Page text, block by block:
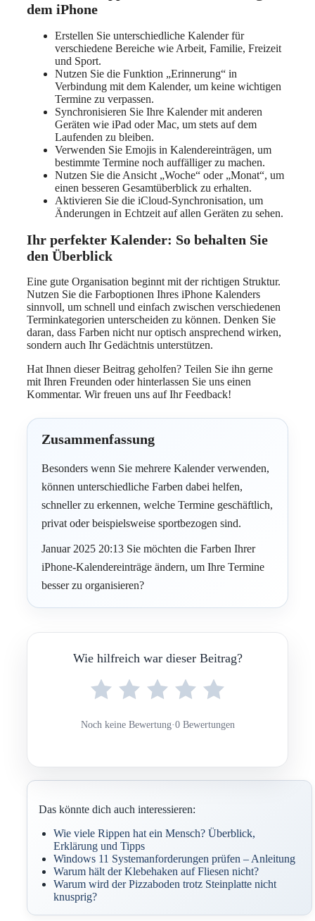
dem iPhone
Erstellen Sie unterschiedliche Kalender für
verschiedene Bereiche wie Arbeit, Familie, Freizeit
und Sport.
Nutzen Sie die Funktion „Erinnerung“ in
Verbindung mit dem Kalender, um keine wichtigen
Termine zu verpassen.
Synchronisieren Sie Ihre Kalender mit anderen
Geräten wie iPad oder Mac, um stets auf dem
Laufenden zu bleiben.
Verwenden Sie Emojis in Kalendereinträgen, um
bestimmte Termine noch auffälliger zu machen.
Nutzen Sie die Ansicht „Woche“ oder „Monat“, um
einen besseren Gesamtüberblick zu erhalten.
Aktivieren Sie die iCloud-Synchronisation, um
Änderungen in Echtzeit auf allen Geräten zu sehen.
Ihr perfekter Kalender: So behalten Sie
den Überblick
Eine gute Organisation beginnt mit der richtigen Struktur.
Nutzen Sie die Farboptionen Ihres iPhone Kalenders
sinnvoll, um schnell und einfach zwischen verschiedenen
Terminkategorien unterscheiden zu können. Denken Sie
daran, dass Farben nicht nur optisch ansprechend wirken,
sondern auch Ihr Gedächtnis unterstützen.
Hat Ihnen dieser Beitrag geholfen? Teilen Sie ihn gerne
mit Ihren Freunden oder hinterlassen Sie uns einen
Kommentar. Wir freuen uns auf Ihr Feedback!
Zusammenfassung
Besonders wenn Sie mehrere Kalender verwenden,
können unterschiedliche Farben dabei helfen,
schneller zu erkennen, welche Termine geschäftlich,
privat oder beispielsweise sportbezogen sind.
Januar 2025 20:13 Sie möchten die Farben Ihrer
iPhone-Kalendereinträge ändern, um Ihre Termine
besser zu organisieren?
Wie hilfreich war dieser Beitrag?
Noch keine Bewertung·0 Bewertungen
Das könnte dich auch interessieren:
Wie viele Rippen hat ein Mensch? Überblick,
Erklärung und Tipps
Windows 11 Systemanforderungen prüfen – Anleitung
Warum hält der Klebehaken auf Fliesen nicht?
Warum wird der Pizzaboden trotz Steinplatte nicht
knusprig?